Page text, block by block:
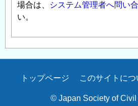
場合は、
システム管理者へ問い
い。
Secondary
トップページ このサイトにつ
© Japan Society of